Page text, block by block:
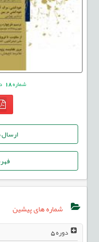
شماره18
ارسال
شماره های پیشین
دوره5